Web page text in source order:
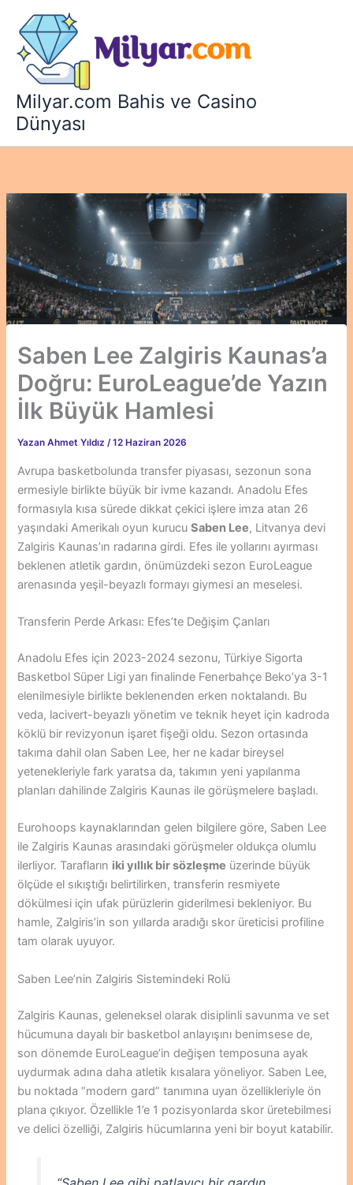
Milyar.com Bahis ve Casino
Dünyası
Saben Lee Zalgiris Kaunas’a
Doğru: EuroLeague’de Yazın
İlk Büyük Hamlesi
Yazan Ahmet Yıldız/12 Haziran 2026
Avrupa basketbolunda transfer piyasası, sezonun sona
ermesiyle birlikte büyük bir ivme kazandı. Anadolu Efes
formasıyla kısa sürede dikkat çekici işlere imza atan 26
yaşındaki Amerikalı oyun kurucuSaben Lee, Litvanya devi
Zalgiris Kaunas’ın radarına girdi. Efes ile yollarını ayırması
beklenen atletik gardın, önümüzdeki sezon EuroLeague
arenasında yeşil-beyazlı formayı giymesi an meselesi.
Transferin Perde Arkası: Efes’te Değişim Çanları
Anadolu Efes için 2023-2024 sezonu, Türkiye Sigorta
Basketbol Süper Ligi yarı finalinde Fenerbahçe Beko’ya 3-1
elenilmesiyle birlikte beklenenden erken noktalandı. Bu
veda, lacivert-beyazlı yönetim ve teknik heyet için kadroda
köklü bir revizyonun işaret fişeği oldu. Sezon ortasında
takıma dahil olan Saben Lee, her ne kadar bireysel
yetenekleriyle fark yaratsa da, takımın yeni yapılanma
planları dahilinde Zalgiris Kaunas ile görüşmelere başladı.
Eurohoops kaynaklarından gelen bilgilere göre, Saben Lee
ile Zalgiris Kaunas arasındaki görüşmeler oldukça olumlu
ilerliyor. Tarafların iki yıllık bir sözleşme üzerinde büyük
ölçüde el sıkıştığı belirtilirken, transferin resmiyete
dökülmesi için ufak pürüzlerin giderilmesi bekleniyor. Bu
hamle, Zalgiris’in son yıllarda aradığı skor üreticisi profiline
tam olarak uyuyor.
Saben Lee’nin Zalgiris Sistemindeki Rolü
Zalgiris Kaunas, geleneksel olarak disiplinli savunma ve set
hücumuna dayalı bir basketbol anlayışını benimsese de,
son dönemde EuroLeague’in değişen temposuna ayak
uydurmak adına daha atletik kısalara yöneliyor. Saben Lee,
bu noktada “modern gard” tanımına uyan özellikleriyle ön
plana çıkıyor. Özellikle 1’e 1 pozisyonlarda skor üretebilmesi
ve delici özelliği, Zalgiris hücumlarına yeni bir boyut katabilir.